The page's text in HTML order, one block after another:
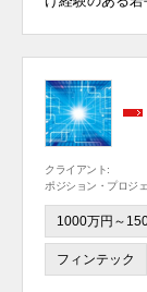
クライアント:
ポジション・プロジ
1000万円～
フィンテック